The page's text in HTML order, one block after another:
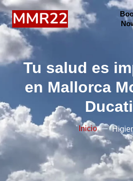
Tu salud es
en Mallorca
Ducati
Inicio